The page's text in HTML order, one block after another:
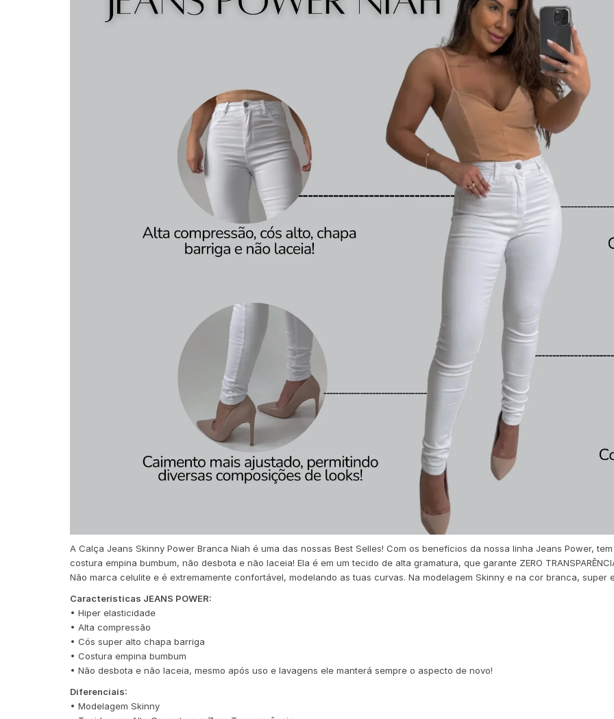
A Calça Jeans Skinny Power Branca Niah é uma das nossas Best Selles! Com os benefícios da nossa linha Jeans Power,
costura empina bumbum, não desbota e não laceia! Ela é em um tecido de alta gramatura, que garante ZERO
Não marca celulite e é extremamente confortável, modelando as tuas curvas. Na modelagem Skinny e na cor branca, super
Características JEANS POWER:
• Hiper elasticidade
• Alta compressão
• Cós super alto chapa barriga
• Costura empina bumbum
• Não desbota e não laceia, mesmo após uso e lavagens ele manterá sempre o aspecto de novo!
Diferenciais:
• Modelagem Skinny